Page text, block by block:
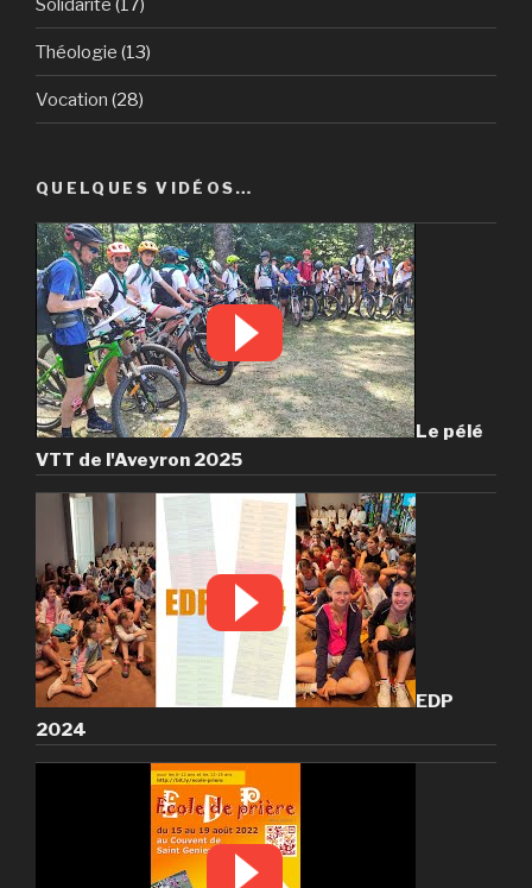
Solidarité (17)
Théologie (13)
Vocation (28)
QUELQUES VIDÉOS…
Le pélé
VTT de l'Aveyron 2025
EDP
2024